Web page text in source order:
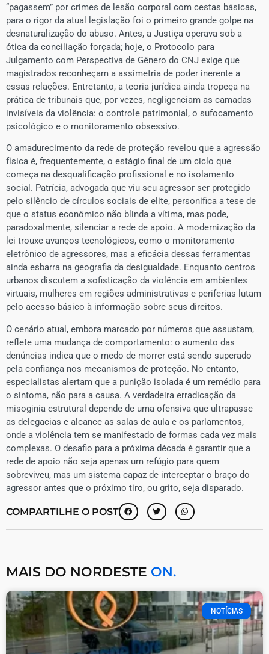
“pagassem” por crimes de lesão corporal com cestas básicas,
para o rigor da atual legislação foi o primeiro grande golpe na
desnaturalização do abuso. Antes, a Justiça operava sob a
ótica da conciliação forçada; hoje, o Protocolo para
Julgamento com Perspectiva de Gênero do CNJ exige que
magistrados reconheçam a assimetria de poder inerente a
essas relações. Entretanto, a teoria jurídica ainda tropeça na
prática de tribunais que, por vezes, negligenciam as camadas
invisíveis da violência: o controle patrimonial, o sufocamento
psicológico e o monitoramento obsessivo.
O amadurecimento da rede de proteção revelou que a agressão
física é, frequentemente, o estágio final de um ciclo que
começa na desqualificação profissional e no isolamento
social. Patrícia, advogada que viu seu agressor ser protegido
pelo silêncio de círculos sociais de elite, personifica a tese de
que o status econômico não blinda a vítima, mas pode,
paradoxalmente, silenciar a rede de apoio. A modernização da
lei trouxe avanços tecnológicos, como o monitoramento
eletrônico de agressores, mas a eficácia dessas ferramentas
ainda esbarra na geografia da desigualdade. Enquanto centros
urbanos discutem a sofisticação da violência em ambientes
virtuais, mulheres em regiões administrativas e periferias lutam
pelo acesso básico à informação sobre seus direitos.
O cenário atual, embora marcado por números que assustam,
reflete uma mudança de comportamento: o aumento das
denúncias indica que o medo de morrer está sendo superado
pela confiança nos mecanismos de proteção. No entanto,
especialistas alertam que a punição isolada é um remédio para
o sintoma, não para a causa. A verdadeira erradicação da
misoginia estrutural depende de uma ofensiva que ultrapasse
as delegacias e alcance as salas de aula e os parlamentos,
onde a violência tem se manifestado de formas cada vez mais
complexas. O desafio para a próxima década é garantir que a
rede de apoio não seja apenas um refúgio para quem
sobreviveu, mas um sistema capaz de interceptar o braço do
agressor antes que o próximo tiro, ou grito, seja disparado.
COMPARTILHE O POST
MAIS DO NORDESTE ON.
NOTÍCIAS